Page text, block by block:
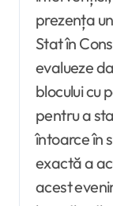
prezența
Stat în
evalueze
blocului cu
pentru a
întoarce în
exactă a
acest